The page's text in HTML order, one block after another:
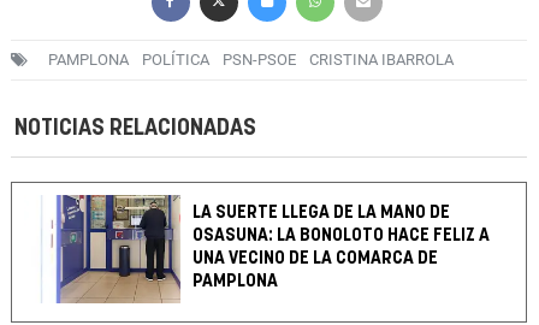
PAMPLONA POLÍTICA PSN-PSOE CRISTINA IBARROLA
NOTICIAS RELACIONADAS
LA SUERTE LLEGA DE LA MANO DE
OSASUNA: LA BONOLOTO HACE FELIZ A
UNA VECINO DE LA COMARCA DE
PAMPLONA